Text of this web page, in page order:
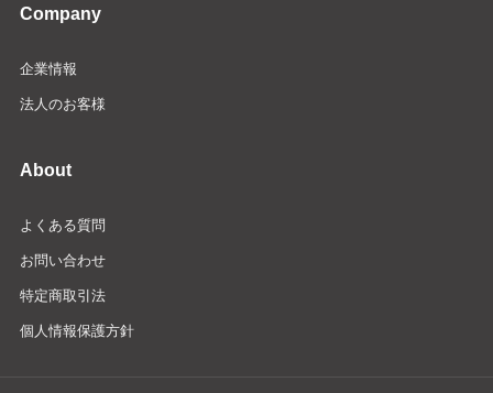
Company
企業情報
法人のお客様
About
よくある質問
お問い合わせ
特定商取引法
個人情報保護方針